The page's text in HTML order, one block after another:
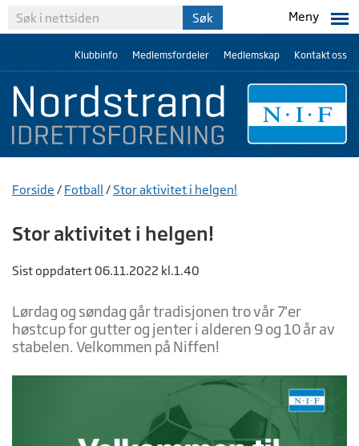
Meny
Klubbinfo Medlemsfordeler Medlemskap Kontakt oss
Forside / Fotball /Stor aktivitet i helgen!
Stor aktivitet i helgen!
Sist oppdatert 06.11.2022 kl.1.40
Lørdag og søndag går tradisjonen tro vår 7'er
høstcup for gutter og jenter i alderen 9 og 10 år av
stabelen. Velkommen på Niffen!